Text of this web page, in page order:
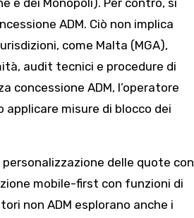
e dei Monopoli). Per contro, si
ADM. Ciò non implica
come Malta (MGA),
audit tecnici e procedure di
concessione ADM, l’operatore
misure di blocco dei
delle quote con
mobile-first con funzioni di
non ADM esplorano anche i